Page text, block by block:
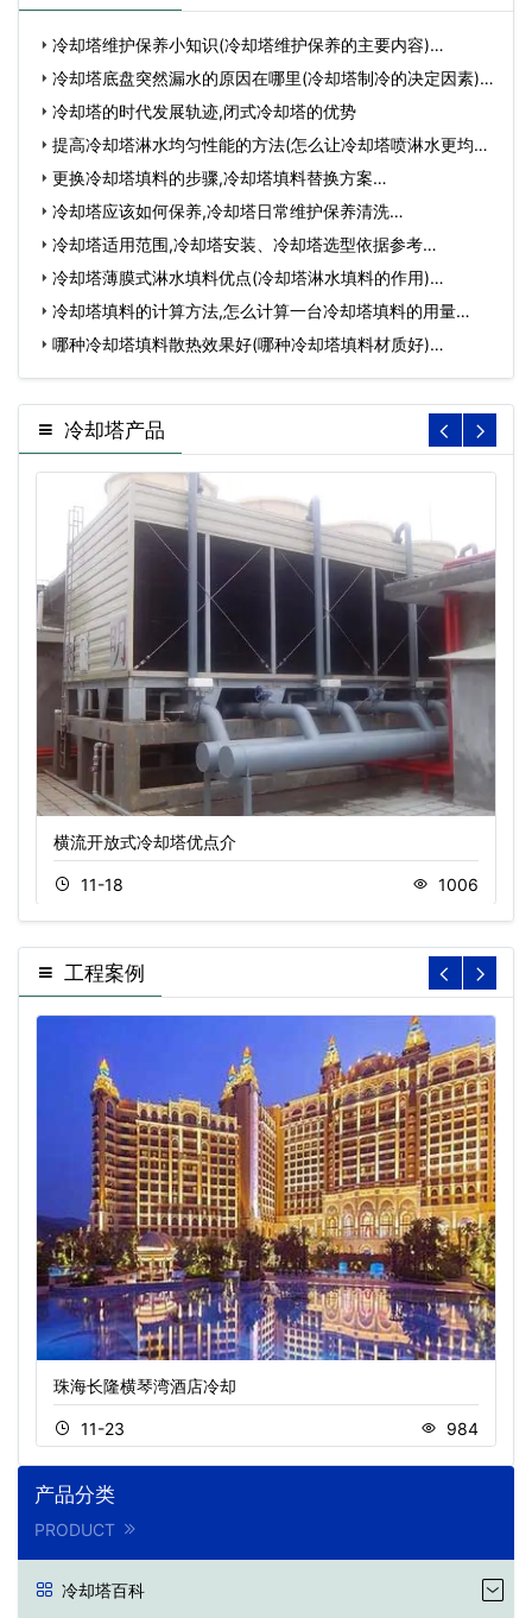
冷却塔维护保养小知识(冷却塔维护保养的主要内容)…
冷却塔底盘突然漏水的原因在哪里(冷却塔制冷的决定因素)…
冷却塔的时代发展轨迹,闭式冷却塔的优势
提高冷却塔淋水均匀性能的方法(怎么让冷却塔喷淋水更均匀)
… 更换冷却塔填料的步骤,冷却塔填料替换方案…
冷却塔应该如何保养,冷却塔日常维护保养清洗…
冷却塔适用范围,冷却塔安装、冷却塔选型依据参考…
冷却塔薄膜式淋水填料优点(冷却塔淋水填料的作用)…
冷却塔填料的计算方法,怎么计算一台冷却塔填料的用量…
哪种冷却塔填料散热效果好(哪种冷却塔填料材质好)…
冷却塔产品
横流开放式冷却塔优点介
11-18 1006
工程案例
珠海长隆横琴湾酒店冷却
11-23 984
产品分类
PRODUCT
冷却塔百科